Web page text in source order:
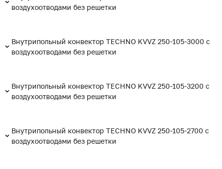
воздухоотводами без решетки
Внутрипольный конвектор TECHNO KVVZ 250-105-3000 с
воздухоотводами без решетки
Внутрипольный конвектор TECHNO KVVZ 250-105-3200 с
воздухоотводами без решетки
Внутрипольный конвектор TECHNO KVVZ 250-105-2700 с
воздухоотводами без решетки